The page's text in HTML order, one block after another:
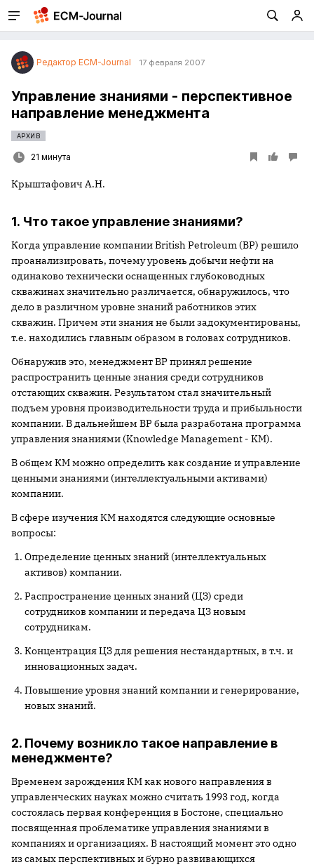
Редактор ECM-Journal 17 февраля 2007
Управление знаниями - перспективное
направление менеджмента
АРХИВ
21 минута
Крыштафович А.Н.
1. Что такое управление знаниями?
Когда управление компании British Petroleum (ВР) решило
проанализировать, почему уровень добычи нефти на
одинаково технически оснащенных глубоководных
скважинах значительно различается, обнаружилось, что
дело в различном уровне знаний работников этих
скважин. Причем эти знания не были задокументированы,
т.е. находились главным образом в головах сотрудников.
Обнаружив это, менеджмент ВР принял решение
распространить ценные знания среди сотрудников
отстающих скважин. Результатом стал значительный
подъем уровня производительности труда и прибыльности
компании. В дальнейшем ВР была разработана программа
управления знаниями (Knowledge Management - KM).
В общем КМ можно определить как создание и управление
ценными знаниями (интеллектуальными активами)
компании.
В сфере изучения КМ находятся следующие основные
вопросы:
Определение ценных знаний (интеллектуальных
активов) компании.
Распространение ценных знаний (ЦЗ) среди
сотрудников компании и передача ЦЗ новым
сотрудникам.
Концентрация ЦЗ для решения нестандартных, в т.ч. и
инновационных задач.
Повышение уровня знаний компании и генерирование,
новых знаний.
2. Почему возникло такое направление в
менеджменте?
Временем зарождения КМ как нового направления в
управленческих науках можно считать 1993 год, когда
состоялась первая конференция в Бостоне, специально
посвященная проблематике управления знаниями в
компаниях и организациях. В настоящий момент это одно
из самых перспективных и бурно развивающихся